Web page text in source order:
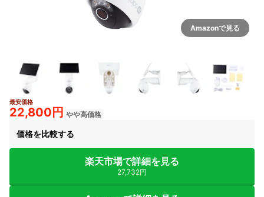
Amazonで見る
最安価格
22,800円 やや高価格
価格を比較する
楽天市場で詳細を見る
27,732円